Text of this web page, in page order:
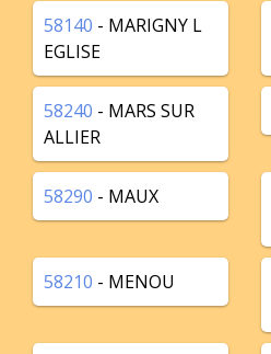
58140 - MARIGNY L
EGLISE
58240 - MARS SUR
ALLIER
58290 - MAUX
58210 - MENOU